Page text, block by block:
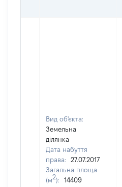
Вид об'єкта:
Земельна
ділянка
Дата набуття
права:
27.07.2017
Загальна площа
(м2):
14409